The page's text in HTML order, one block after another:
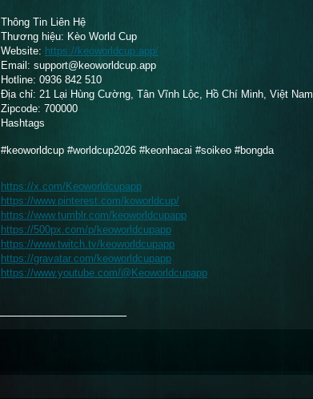
Thông Tin Liên Hệ
Thương hiệu: Kèo World Cup
Website: https://keoworldcup.app/
Email: support@keoworldcup.app
Hotline: 0936 842 510
Địa chỉ: 21 Lại Hùng Cường, Tân Vĩnh Lộc, Hồ Chí Minh, Việt Nam
Zipcode: 700000
Hashtags
#keoworldcup #worldcup2026 #keonhacai #soikeo #bongda
https://x.com/Keoworldcupapp
https://www.pinterest.com/koworldcup/
https://www.tumblr.com/keoworldcupapp
https://500px.com/p/keoworldcupapp
https://www.twitch.tv/keoworldcupapp
https://gravatar.com/keoworldcupapp
https://www.youtube.com/@Keoworldcupapp